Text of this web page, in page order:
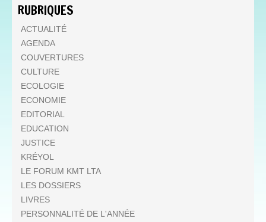
RUBRIQUES
ACTUALITÉ
AGENDA
COUVERTURES
CULTURE
ECOLOGIE
ECONOMIE
EDITORIAL
EDUCATION
JUSTICE
KRÉYOL
LE FORUM KMT LTA
LES DOSSIERS
LIVRES
PERSONNALITÉ DE L'ANNÉE